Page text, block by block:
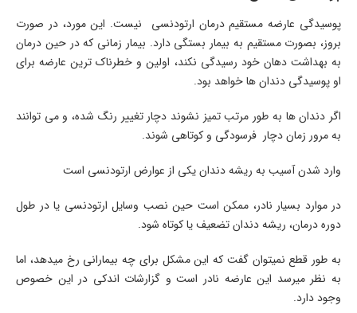
پوسیدگی عارضه مستقیم درمان ارتودنسی نیست. این مورد، در صورت
بروز، بصورت مستقیم به بیمار بستگی دارد. بیمار زمانی که در حین درمان
به بهداشت دهان خود رسیدگی نکند، اولین و خطرناک ترین عارضه برای
او پوسیدگی دندان ها خواهد بود.
اگر دندان ها به طور مرتب تمیز نشوند دچار تغییر رنگ شده، و می توانند
به مرور زمان دچار فرسودگی و کوتاهی شوند.
وارد شدن آسیب به ریشه دندان یکی از عوارض ارتودنسی است
در موارد بسیار نادر، ممکن است حین نصب وسایل ارتودنسی یا در طول
دوره درمان، ریشه دندان تضعیف یا کوتاه شود.
به طور قطع نمیتوان گفت که این مشکل برای چه بیمارانی رخ میدهد، اما
به نظر میرسد این عارضه نادر است و گزارشات اندکی در این خصوص
وجود دارد.